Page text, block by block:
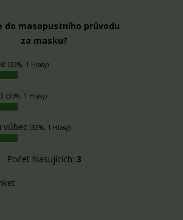
do masopustního průvodu
za masku?
(33%, 1 Hlasy)
(33%, 1 Hlasy)
vůbec (33%, 1 Hlasy)
Počet hlasujících: 3